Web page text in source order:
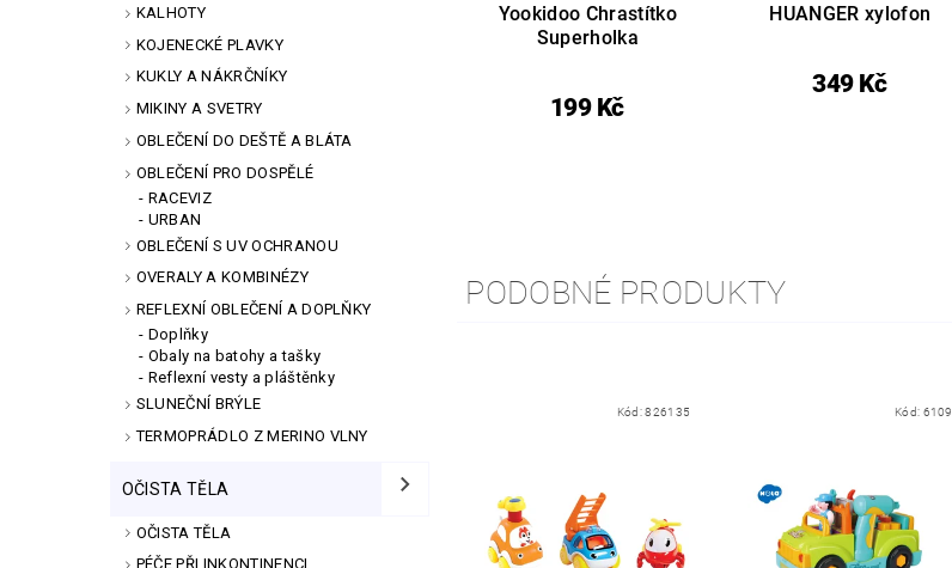
KALHOTY
KOJENECKÉ PLAVKY
KUKLY A NÁKRČNÍKY
MIKINY A SVETRY
OBLEČENÍ DO DEŠTĚ A BLÁTA
OBLEČENÍ PRO DOSPĚLÉ
RACEVIZ
URBAN
OBLEČENÍ S UV OCHRANOU
OVERALY A KOMBINÉZY
REFLEXNÍ OBLEČENÍ A DOPLŇKY
Doplňky
Obaly na batohy a tašky
Reflexní vesty a pláštěnky
SLUNEČNÍ BRÝLE
TERMOPRÁDLO Z MERINO VLNY
OČISTA TĚLA
OČISTA TĚLA
PÉČE PŘI INKONTINENCI
Yookidoo Chrastítko
Superholka
199 Kč
HUANGER xylofon
349 Kč
PODOBNÉ PRODUKTY
Kód:826135 Kód: 6109